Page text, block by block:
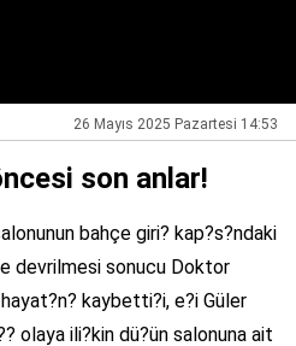
26 Mayıs 2025 Pazartesi 14:53
son anlar!
bahçe giri? kap?s?ndaki
devrilmesi sonucu Doktor
kaybetti?i, e?i Güler
olaya ili?kin dü?ün salonuna ait